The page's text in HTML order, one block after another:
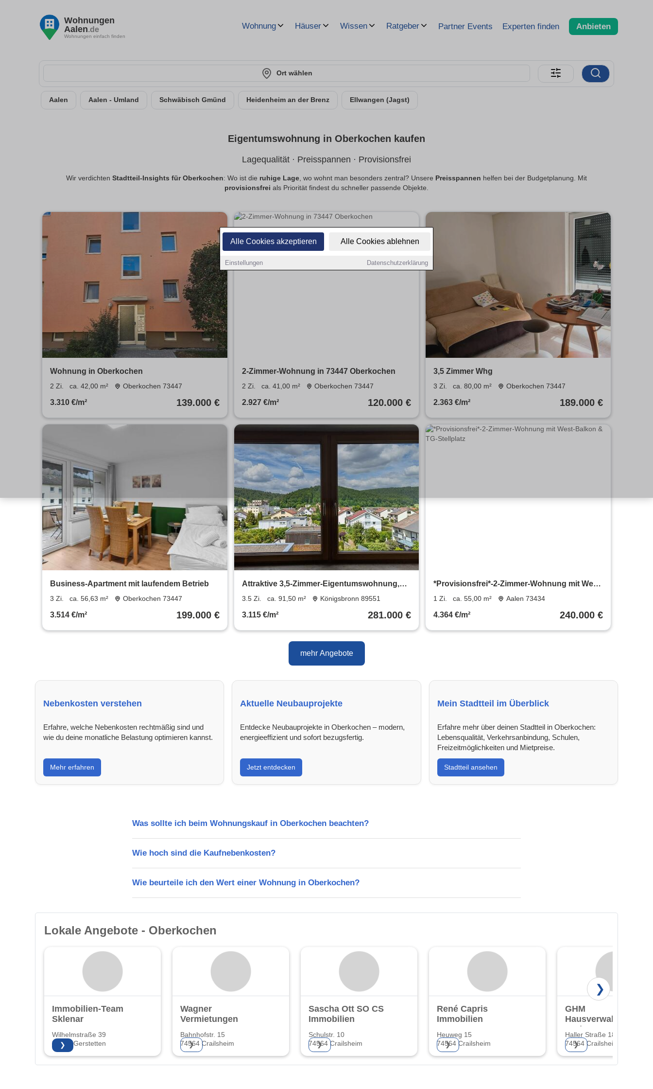
Alle Cookies akzeptieren Alle Cookies ablehnen
Einstellungen Datenschutzerklärung
Wohnungen
Aalen.de
Wohnungen einfach finden
Wohnung Häuser Wissen Ratgeber Partner Events Experten finden Anbieten
Ort wählen
Aalen Aalen - Umland Schwäbisch Gmünd Heidenheim an der Brenz Ellwangen (Jagst)
Eigentumswohnung in Oberkochen kaufen
Lagequalität · Preisspannen · Provisionsfrei
Wir verdichten Stadtteil-Insights für Oberkochen: Wo ist die ruhige Lage, wo wohnt man besonders zentral? Unsere Preisspannen helfen bei der Budgetplanung. Mit
provisionsfrei als Priorität findest du schneller passende Objekte.
Wohnung in Oberkochen
2 Zi. ca. 42,00 m² Oberkochen 73447
3.310 €/m² 139.000 €
2-Zimmer-Wohnung in 73447 Oberkochen
2 Zi. ca. 41,00 m² Oberkochen 73447
2.927 €/m² 120.000 €
3,5 Zimmer Whg
3 Zi. ca. 80,00 m² Oberkochen 73447
2.363 €/m² 189.000 €
Business-Apartment mit laufendem Betrieb
3 Zi. ca. 56,63 m² Oberkochen 73447
3.514 €/m² 199.000 €
Attraktive 3,5-Zimmer-Eigentumswohnung,
Garage & EBK Königsbronn
3.5 Zi. ca. 91,50 m² Königsbronn 89551
3.115 €/m² 281.000 €
*Provisionsfrei*-2-Zimmer-Wohnung mit West-
Balkon & TG-Stellplatz
1 Zi. ca. 55,00 m² Aalen 73434
4.364 €/m² 240.000 €
mehr Angebote
Nebenkosten verstehen
Erfahre, welche Nebenkosten rechtmäßig sind und
wie du deine monatliche Belastung optimieren kannst.
Mehr erfahren
Aktuelle Neubauprojekte
Entdecke Neubauprojekte in Oberkochen – modern,
energieeffizient und sofort bezugsfertig.
Jetzt entdecken
Mein Stadtteil im Überblick
Erfahre mehr über deinen Stadtteil in Oberkochen:
Lebensqualität, Verkehrsanbindung, Schulen,
Freizeitmöglichkeiten und Mietpreise.
Stadtteil ansehen
Was sollte ich beim Wohnungskauf in Oberkochen beachten?
Wie hoch sind die Kaufnebenkosten?
Wie beurteile ich den Wert einer Wohnung in Oberkochen?
Lokale Angebote - Oberkochen
Immobilien-Team
Sklenar
Wilhelmstraße 39
89547 Gerstetten
❯
Wagner
Vermietungen
Bahnhofstr. 15
74564 Crailsheim
❯
Sascha Ott SO CS
Immobilien
Schulstr. 10
74564 Crailsheim
❯
René Capris
Immobilien
Heuweg 15
74564 Crailsheim
❯
GHM
Hausverwaltung
GmbH
Haller Straße 189
74564 Crailsheim
❯
❯